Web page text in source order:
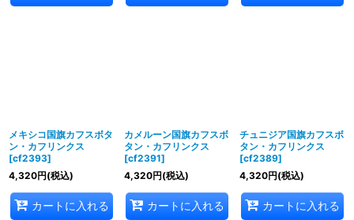
メキシコ国旗カフスボタ
ン・カフリンクス
[cf2393]
4,320円(税込)
カートに入れる
カメルーン国旗カフスボ
タン・カフリンクス
[cf2391]
4,320円(税込)
カートに入れる
チュニジア国旗カフスボ
タン・カフリンクス
[cf2389]
4,320円(税込)
カートに入れる